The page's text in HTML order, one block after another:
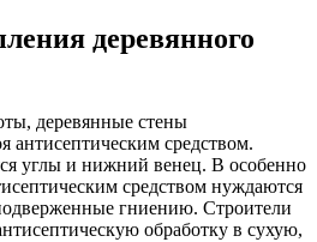
деревянного
деревянные стены
антисептическим средством.
углы и нижний венец. В особенно
средством нуждаются
гниению. Строители
обработку в сухую,